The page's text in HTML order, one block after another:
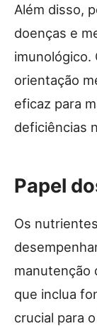
Além disso,
doenças e
imunológico.
orientação
eficaz para
deficiências
Papel
Os
manutenção
que inclua
crucial para